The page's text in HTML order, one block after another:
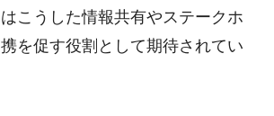
こうした情報共有やステークホ
を促す役割として期待されてい